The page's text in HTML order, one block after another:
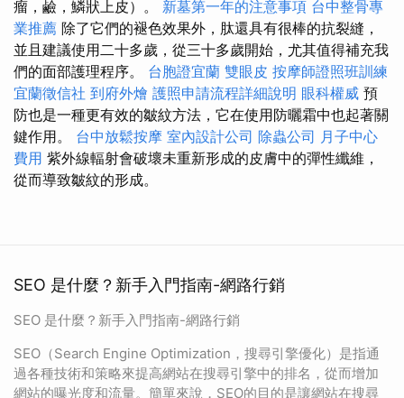
瘤，鹼，鱗狀上皮）。 新墓第一年的注意事項 台中整骨專
業推薦 除了它們的褪色效果外，肽還具有很棒的抗裂縫，
並且建議使用二十多歲，從三十多歲開始，尤其值得補充我
們的面部護理程序。 台胞證宜蘭 雙眼皮 按摩師證照班訓練
宜蘭徵信社 到府外燴 護照申請流程詳細說明 眼科權威 預
防也是一種更有效的皺紋方法，它在使用防曬霜中也起著關
鍵作用。 台中放鬆按摩 室內設計公司 除蟲公司 月子中心
費用 紫外線輻射會破壞未重新形成的皮膚中的彈性纖維，
從而導致皺紋的形成。
SEO 是什麼？新手入門指南-網路行銷
SEO 是什麼？新手入門指南-網路行銷
SEO（Search Engine Optimization，搜尋引擎優化）是指通
過各種技術和策略來提高網站在搜尋引擎中的排名，從而增加
網站的曝光度和流量。簡單來說，SEO的目的是讓網站在搜尋